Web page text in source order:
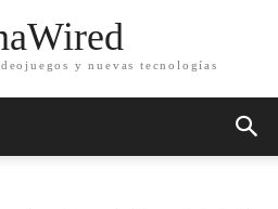
y nuevas tecnologías